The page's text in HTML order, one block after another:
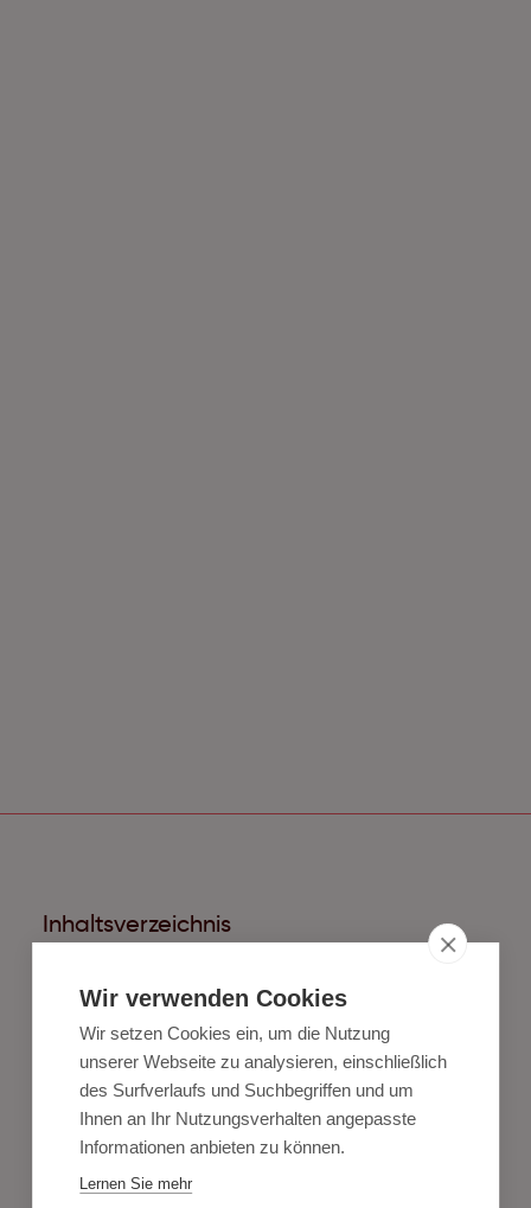
Inhaltsverzeichnis
Content Plan in 6 Schritten erstellen
Tools 2026: was sich wirklich lohnt
Vorlage und Checkliste zum Download
Häufig gestellte Fragen
Wir verwenden Cookies
Wir setzen Cookies ein, um die Nutzung
unserer Webseite zu analysieren, einschließlich
des Surfverlaufs und Suchbegriffen und um
Ihnen an Ihr Nutzungsverhalten angepasste
Informationen anbieten zu können.
Lernen Sie mehr